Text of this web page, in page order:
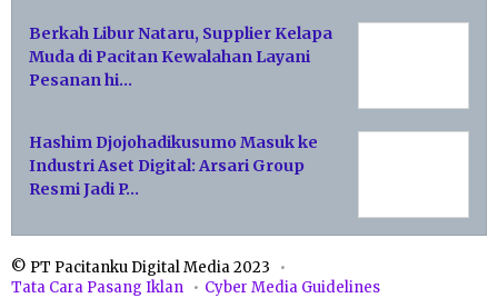
Berkah Libur Nataru, Supplier Kelapa
Muda di Pacitan Kewalahan Layani
Pesanan hi…
Hashim Djojohadikusumo Masuk ke
Industri Aset Digital: Arsari Group
Resmi Jadi P…
© PT Pacitanku Digital Media 2023
Tata Cara Pasang Iklan
Cyber Media Guidelines